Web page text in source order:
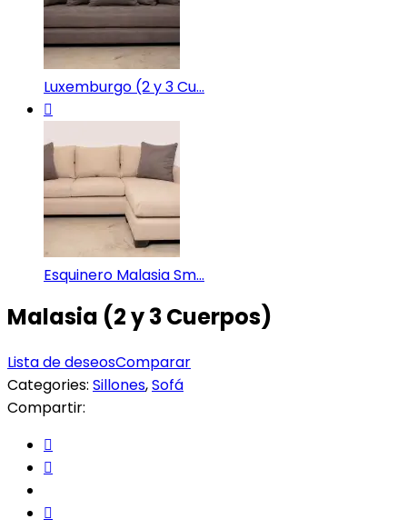
Luxemburgo (2 y 3 Cu...
Esquinero Malasia Sm...
Malasia (2 y 3 Cuerpos)
Lista de deseosComparar
Categories: Sillones,Sofá
Compartir: